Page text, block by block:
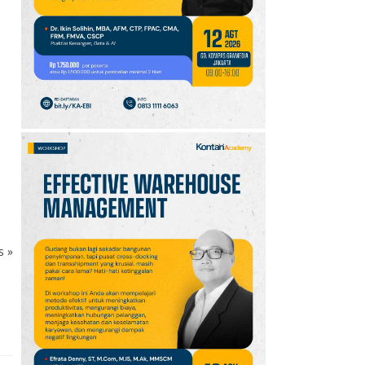
»
10 Jadwal Persija vs Arema
FC Perebutan Juara 3
Piala Presiden 2026,
Kick-off Sore Ini